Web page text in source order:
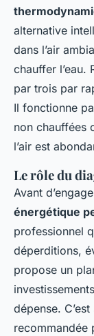
alternative
dans l’air
chauffer l’eau.
par trois par
Il fonctionne
non chauffées
l’air est
Le rôle du
Avant
énergétique
professionnel
déperditions,
propose un
dépense.
recommandée